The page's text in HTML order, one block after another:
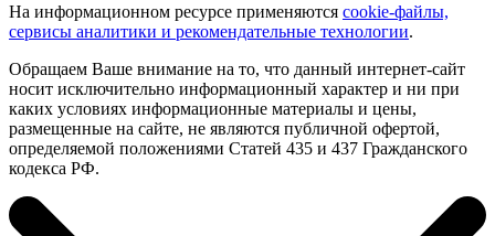
На информационном ресурсе применяются cookie-файлы,
сервисы аналитики и рекомендательные технологии.
Обращаем Ваше внимание на то, что данный интернет-сайт
носит исключительно информационный характер и ни при
каких условиях информационные материалы и цены,
размещенные на сайте, не являются публичной офертой,
определяемой положениями Статей 435 и 437 Гражданского
кодекса РФ.